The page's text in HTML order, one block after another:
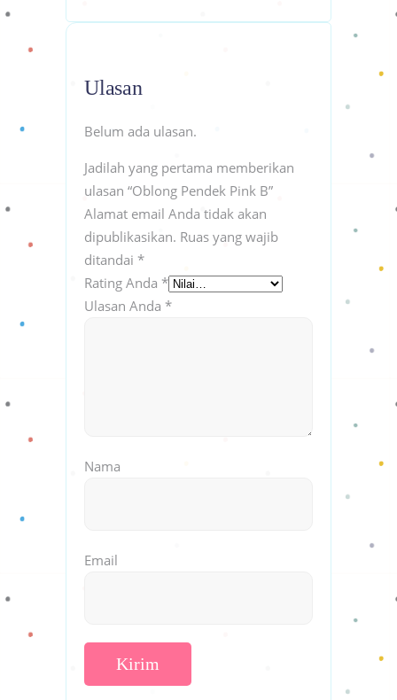
Ulasan
Belum ada ulasan.
Jadilah yang pertama memberikan
ulasan “Oblong Pendek Pink B”
Alamat email Anda tidak akan
dipublikasikan. Ruas yang wajib
ditandai *
Rating Anda *
Ulasan Anda *
Nama
Email